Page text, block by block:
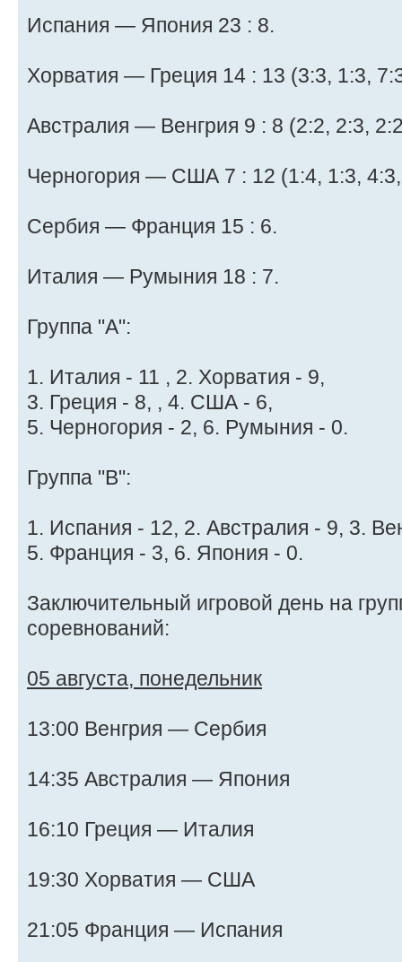
Испания — Япония 23 : 8.
Хорватия — Греция 14 : 13 (3:3, 1:3,
Австралия — Венгрия 9 : 8 (2:2, 2:3,
Черногория — США 7 : 12 (1:4, 1:3,
Сербия — Франция 15 : 6.
Италия — Румыния 18 : 7.
Группа "A":
1. Италия - 11 , 2. Хорватия - 9,
3. Греция - 8, , 4. США - 6,
5. Черногория - 2, 6. Румыния - 0.
Группа "B":
1. Испания - 12, 2. Австралия - 9, 3.
5. Франция - 3, 6. Япония - 0.
Заключительный игровой день на
соревнований:
05 августа, понедельник
13:00 Венгрия — Сербия
14:35 Австралия — Япония
16:10 Греция — Италия
19:30 Хорватия — США
21:05 Франция — Испания